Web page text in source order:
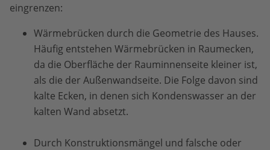
eingrenzen:
Wärmebrücken durch die Geometrie des Hauses.
Häufig entstehen Wärmebrücken in Raumecken,
da die Oberfläche der Rauminnenseite kleiner ist,
als die der Außenwandseite. Die Folge davon sind
kalte Ecken, in denen sich Kondenswasser an der
kalten Wand absetzt.
Durch Konstruktionsmängel und falsche oder